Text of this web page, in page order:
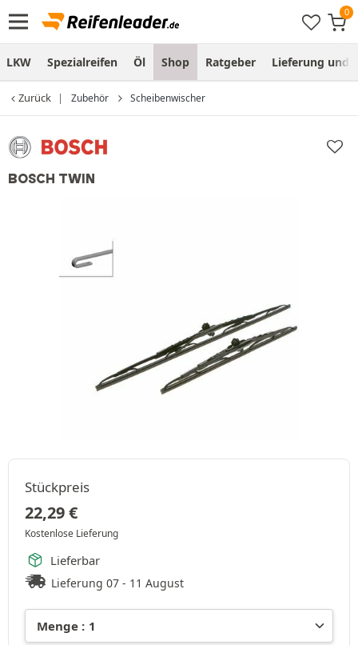
LKW Spezialreifen Öl Shop Ratgeber Lieferung und
Zurück Zubehör Scheibenwischer
BOSCH TWIN
Stückpreis
22,29€
Kostenlose Lieferung
Lieferbar
Lieferung 07 - 11 August